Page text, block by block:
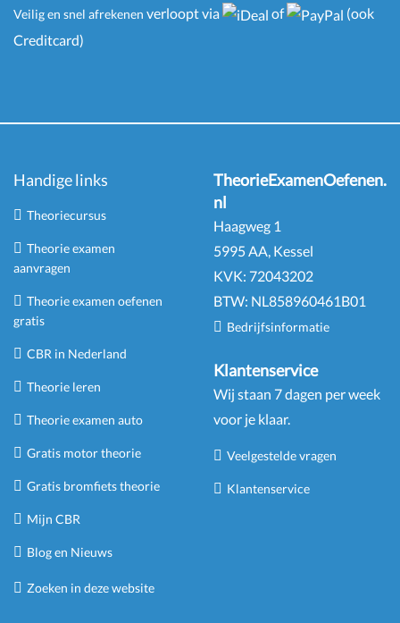
Veilig en snel afrekenen verloopt via of
(ook
Creditcard)
Handige links
Theoriecursus
Theorie examen
aanvragen
Theorie examen oefenen
gratis
CBR in Nederland
Theorie leren
Theorie examen auto
Gratis motor theorie
Gratis bromfiets theorie
Mijn CBR
Blog en Nieuws
Zoeken in deze website
TheorieExamenOefenen.
nl
Haagweg 1
5995 AA, Kessel
KVK: 72043202
BTW: NL858960461B01
Bedrijfsinformatie
Klantenservice
Wij staan 7 dagen per week
voor je klaar.
Veelgestelde vragen
Klantenservice